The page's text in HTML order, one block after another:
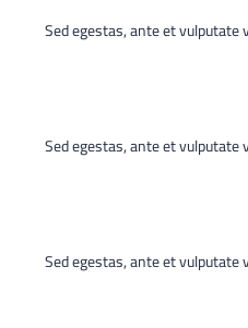
Sed egestas, ante et
Sed egestas, ante et
Sed egestas, ante et